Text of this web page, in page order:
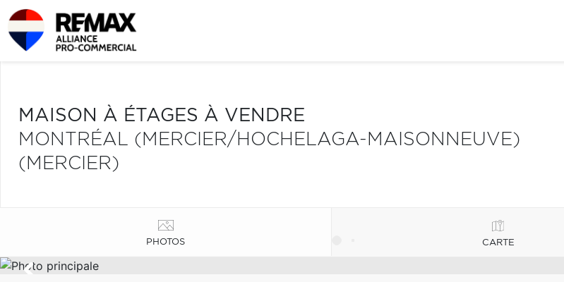
MAISON À ÉTAGES À VENDRE
MONTRÉAL (MERCIER/HOCHELAGA-MAISONNEUVE)
(MERCIER)
PHOTOS CARTE